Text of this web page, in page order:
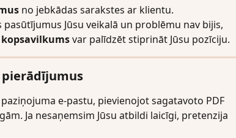
no jebkādas sarakstes ar klientu.
pasūtījumus Jūsu veikalā un problēmu nav bijis,
var palīdzēt stiprināt Jūsu pozīciju.
e-pastu, pievienojot sagatavoto PDF
Ja nesaņemsim Jūsu atbildi laicīgi, pretenzija